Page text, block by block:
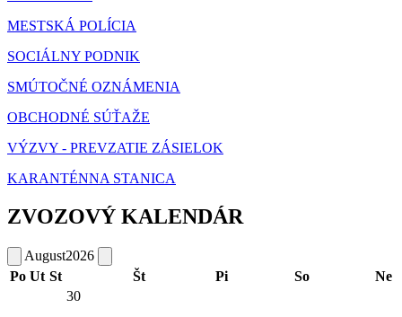
MESTSKÁ POLÍCIA
SOCIÁLNY PODNIK
SMÚTOČNÉ OZNÁMENIA
OBCHODNÉ SÚŤAŽE
VÝZVY - PREVZATIE ZÁSIELOK
KARANTÉNNA STANICA
ZVOZOVÝ KALENDÁR
August2026
Po Ut St Št Pi So Ne
30